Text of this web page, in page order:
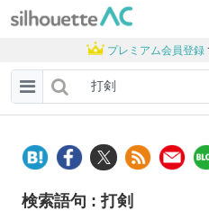
プレミアム会員登録
検索語句 : 打剣